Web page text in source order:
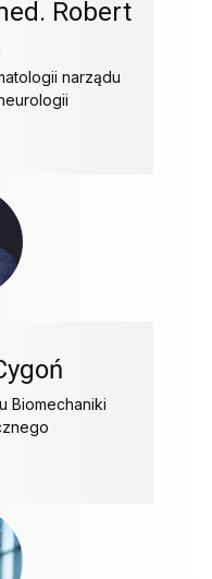
Robert
narządu
Biomechaniki